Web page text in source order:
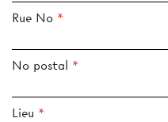
Rue No
No postal
Lieu